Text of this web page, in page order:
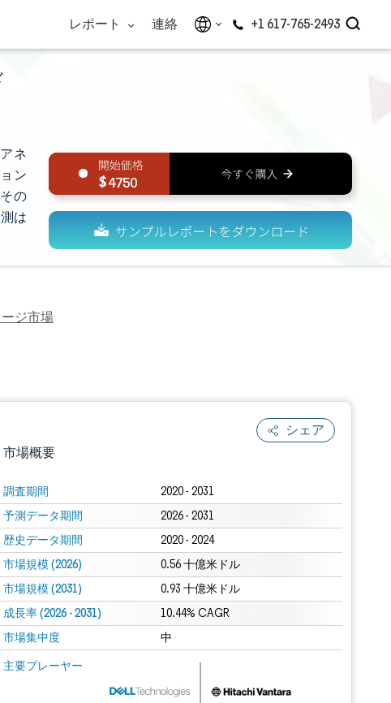
レポート 連絡 +1 617-765-2493
ネ
ン
の
は
4750
ジ市場
シェア
市場概要
調査期間 2020 - 2031
予測データ期間 2026 - 2031
歴史データ期間 2020 - 2024
市場規模 (2026) 0.56 十億米ドル
市場規模 (2031) 0.93 十億米ドル
成長率 (2026 - 2031) 10.44% CAGR
市場集中度 中
主要プレーヤー
画像 © Mordor Intelligence。再利用にはCC BY 4.0の表示が必要です。
の表示が必要です。